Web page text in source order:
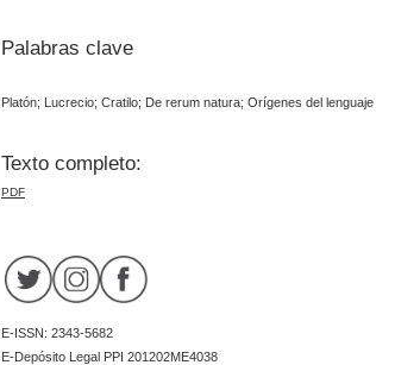
Palabras clave
Platón; Lucrecio; Cratilo; De rerum natura; Orígenes del lenguaje
Texto completo:
PDF
E-ISSN: 2343-5682
E-Depósito Legal PPI 201202ME4038